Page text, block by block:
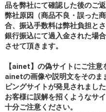
品を弊社にて確認した後のご
弊社原因（商品不良・誤った
合、振込手数料は弊社負担とさ
銀行振込にて過入金された場
させて頂きます。
【ainet】の偽サイトにご注意
ainetの画像や説明文をそのま
ピングサイトが発見されました
お客様に誤解を招くようなサ
十分ご注意ください。